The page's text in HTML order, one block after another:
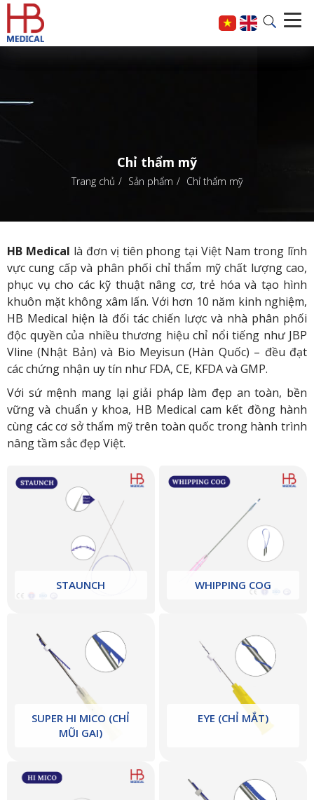
Chỉ thẩm mỹ
Trang chủ Sản phẩm Chỉ thẩm mỹ
HB Medical là đơn vị tiên phong tại Việt Nam trong lĩnh
vực cung cấp và phân phối chỉ thẩm mỹ chất lượng cao,
phục vụ cho các kỹ thuật nâng cơ, trẻ hóa và tạo hình
khuôn mặt không xâm lấn. Với hơn 10 năm kinh nghiệm,
HB Medical hiện là đối tác chiến lược và nhà phân phối
độc quyền của nhiều thương hiệu chỉ nổi tiếng như JBP
Vline (Nhật Bản) và Bio Meyisun (Hàn Quốc) – đều đạt
các chứng nhận uy tín như FDA, CE, KFDA và GMP.
Với sứ mệnh mang lại giải pháp làm đẹp an toàn, bền
vững và chuẩn y khoa, HB Medical cam kết đồng hành
cùng các cơ sở thẩm mỹ trên toàn quốc trong hành trình
nâng tầm sắc đẹp Việt.
STAUNCH WHIPPING COG
SUPER HI MICO (CHỈ
MŨI GAI)
EYE (CHỈ MẮT)